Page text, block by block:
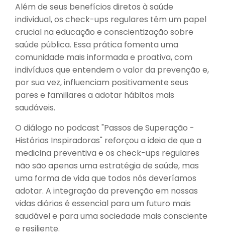
Além de seus benefícios diretos à saúde
individual, os check-ups regulares têm um papel
crucial na educação e conscientização sobre
saúde pública. Essa prática fomenta uma
comunidade mais informada e proativa, com
indivíduos que entendem o valor da prevenção e,
por sua vez, influenciam positivamente seus
pares e familiares a adotar hábitos mais
saudáveis.
O diálogo no podcast "Passos de Superação -
Histórias Inspiradoras" reforçou a ideia de que a
medicina preventiva e os check-ups regulares
não são apenas uma estratégia de saúde, mas
uma forma de vida que todos nós deveríamos
adotar. A integração da prevenção em nossas
vidas diárias é essencial para um futuro mais
saudável e para uma sociedade mais consciente
e resiliente.